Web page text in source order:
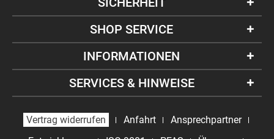
SHOP SERVICE
INFORMATIONEN
SERVICES & HINWEISE
Vertrag widerrufen Anfahrt
Ansprechpartner